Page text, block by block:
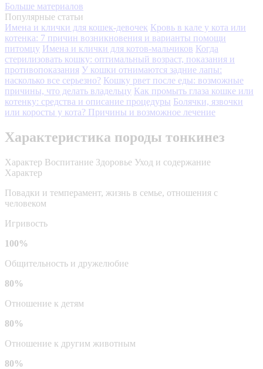
Больше материалов
Популярные статьи
Имена и клички для кошек-девочек Кровь в кале у кота или
котенка: 7 причин возникновения и варианты помощи
питомцу Имена и клички для котов-мальчиков Когда
стерилизовать кошку: оптимальный возраст, показания и
противопоказания У кошки отнимаются задние лапы:
насколько все серьезно? Кошку рвет после еды: возможные
причины, что делать владельцу Как промыть глаза кошке или
котенку: средства и описание процедуры Болячки, язвочки
или коросты у кота? Причины и возможное лечение
Характеристика породы тонкинез
Характер Воспитание Здоровье Уход и содержание
Характер
Повадки и темперамент, жизнь в семье, отношения с
человеком
Игривость
100%
Общительность и дружелюбие
80%
Отношение к детям
80%
Отношение к другим животным
80%